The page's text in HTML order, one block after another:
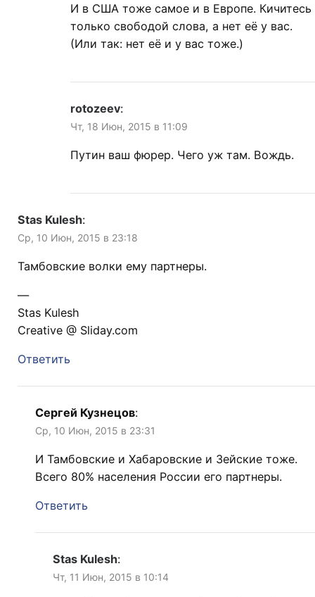
И в США тоже самое и в Европе. Кичитесь
только свободой слова, а нет её у вас.
(Или так: нет её и у вас тоже.)
rotozeev:
Чт, 18 Июн, 2015 в 11:09
Путин ваш фюрер. Чего уж там. Вождь.
Stas Kulesh:
Ср, 10 Июн, 2015 в 23:18
Тамбовские волки ему партнеры.
—
Stas Kulesh
Creative @ Sliday.com
Ответить
Сергей Кузнецов:
Ср, 10 Июн, 2015 в 23:31
И Тамбовские и Хабаровские и Зейские тоже.
Всего 80% населения России его партнеры.
Ответить
Stas Kulesh:
Чт, 11 Июн, 2015 в 10:14